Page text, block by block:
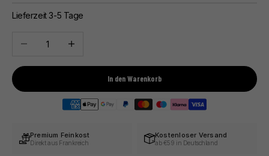
Lieferzeit 3-5 Tage
Anzahl verringernAnzahl erhöhen
In den Warenkorb
Premium Feinkost
Direkt aus Frankreich
Kostenloser Versand
ab €59 in Deutschland